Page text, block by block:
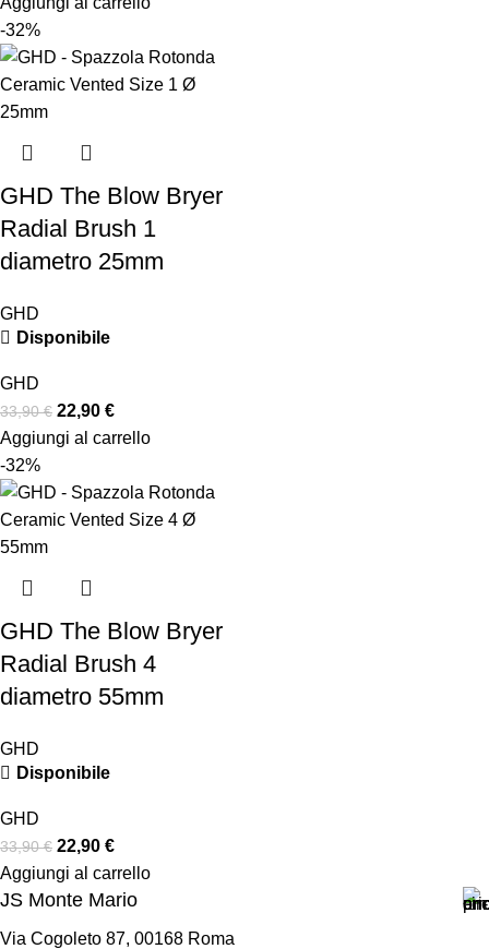
-32%
GHD The Blow Bryer
Radial Brush 1
diametro 25mm
GHD
Disponibile
GHD
33,90€ 22,90 €
Aggiungi al carrello
-32%
GHD The Blow Bryer
Radial Brush 4
diametro 55mm
GHD
Disponibile
GHD
33,90€ 22,90 €
Aggiungi al carrello
JS Monte Mario
Via Cogoleto 87, 00168 Roma